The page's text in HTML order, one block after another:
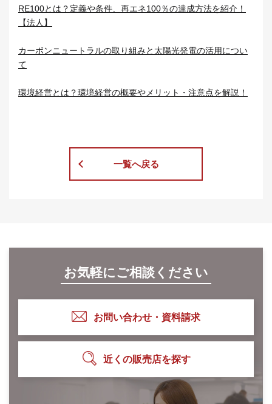
RE100とは？定義や条件、再エネ100％の達成方法を紹介！
【法人】
カーボンニュートラルの取り組みと太陽光発電の活用につい
て
環境経営とは？環境経営の概要やメリット・注意点を解説！
一覧へ戻る
お気軽にご相談ください
お問い合わせ・資料請求
近くの販売店を探す